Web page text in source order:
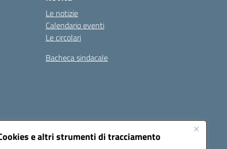
e altri strumenti di tracciamento
Le notizie
Calendario eventi
Le circolari
Bacheca sindacale
Seguici su: